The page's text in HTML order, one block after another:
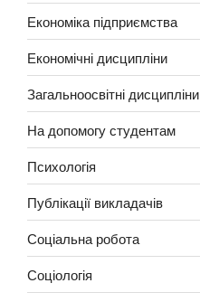
Економіка підприємства
Економічні дисципліни
Загальноосвітні дисципліни
На допомогу студентам
Психологія
Публікації викладачів
Соціальна робота
Соціологія